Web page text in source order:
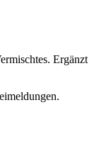
Ergänzt